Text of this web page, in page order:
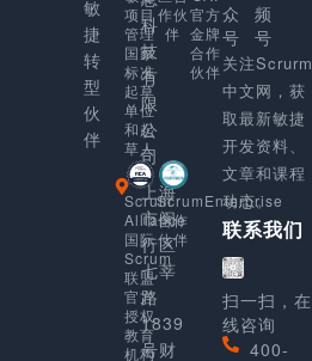
敏
捷
转
型
伙
伴
科
技
有
限
公
司
上海
市闵
行区
七莘
路
1839
号财
项目
管理
国家
标准
起草
单位
和起
草人
作伙
伴
官方
金牌
合作
伙伴
Scrum
Alliance
国际
Scrum
联盟
官方
授权
教育
机构
ScrumEnterprise
合作
伙伴
众
号
频
号
关注Scrurm
中文网，获
取最新敏捷
开发资料、
文章和课程
动态。
联系我们
扫一扫，在
线咨询
400-